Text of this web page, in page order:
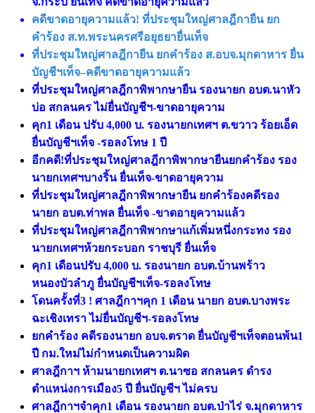
คดีขาดอายุความแล้ว! ที่ประชุมใหญ่ศาลฎีกายืน ยก
คำร้อง ส.ท.พระนครศรีอยุธยายื่นเท็จ
ที่ประชุมใหญ่ศาลฎีกายืน ยกคำร้อง ส.อบจ.มุกดาหาร ยื่น
บัญชีฯเท็จ–คดีขาดอายุความแล้ว
ที่ประชุมใหญ่ศาลฎีกาพิพากษายืน รองนายก อบต.นาหัว
บ่อ สกลนคร ไม่ยื่นบัญชีฯ-ขาดอายุความ
คุก1 เดือน ปรับ 4,000 บ. รองนายกเทศฯ ต.ขวาว ร้อยเอ็ด
ยื่นบัญชีฯเท็จ -รอลงโทษ 1 ปี
อีกคดี!ที่ประชุมใหญ่ศาลฎีกาพิพากษายืนยกคำร้อง รอง
นายกเทศฯบางริ้น ยื่นเท็จ-ขาดอายุความ
ที่ประชุมใหญ่ศาลฎีกาพิพากษายืน ยกคำร้องคดีรอง
นายก อบต.ท่าพล ยื่นเท็จ -ขาดอายุความแล้ว
ที่ประชุมใหญ่ศาลฎีกาพิพากษาแก้เพิ่มหนึ่งกระทง รอง
นายกเทศฯห้วยกระบอก ราชบุรี ยื่นเท็จ
คุก1 เดือนปรับ 4,000 บ. รองนายก อบต.บ้านพร้าว
หนองบัวลำภู ยื่นบัญชีฯเท็จ-รอลงโทษ
โดนครั้งที่3 ! ศาลฎีกาฯคุก 1 เดือน นายก อบต.บางพระ
ฉะเชิงเทรา ไม่ยื่นบัญชีฯ-รอลงโทษ
ยกคำร้อง คดีรองนายก อบจ.ตราด ยื่นบัญชีฯเท็จตอนพ้น1
ปี กม.ใหม่ไม่กำหนดเป็นความผิด
ศาลฎีกาฯ ห้ามนายกเทศฯ ต.นาซอ สกลนคร ดำรง
ตำแหน่งการเมือง5 ปี ยื่นบัญชีฯ ไม่ครบ
ศาลฎีกาฯจำคุก1 เดือน รองนายก อบต.ป่าไร่ จ.มุกดาหาร